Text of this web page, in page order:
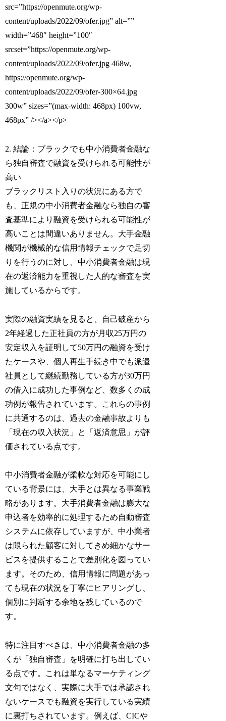
src=”https://openmute.org/wp-
content/uploads/2022/09/ofer.jpg” alt=””
width=”468″ height=”100″
srcset=”https://openmute.org/wp-
content/uploads/2022/09/ofer.jpg 468w,
https://openmute.org/wp-
content/uploads/2022/09/ofer-300×64.jpg
300w” sizes=”(max-width: 468px) 100vw,
468px” /></a></p>
2. 結論：ブラックでも中小消費者金融な
ら独自審査で融資を受けられる可能性が
高い
ブラックリスト入りの状況にある方で
も、正規の中小消費者金融なら独自の審
査基準により融資を受けられる可能性が
高いことは間違いありません。大手金融
機関が機械的な信用情報チェックで足切
りを行うのに対し、中小消費者金融は現
在の返済能力を重視した人的な審査を実
施しているからです。
実際の融資実績を見ると、自己破産から
2年経過した正社員の方が月収25万円の
安定収入を証明して50万円の融資を受け
たケースや、個人再生手続き中でも派遣
社員として継続勤務している方が30万円
の借入に成功した事例など、数多くの成
功例が報告されています。これらの事例
に共通するのは、過去の金融事故よりも
「現在の収入状況」と「返済意思」が評
価されている点です。
中小消費者金融が柔軟な対応を可能にし
ている背景には、大手とは異なる事業戦
略があります。大手消費者金融は膨大な
申込者を効率的に処理するため自動審査
システムに依存していますが、中小業者
は限られた顧客に対してきめ細かなサー
ビスを提供することで差別化を図ってい
ます。そのため、信用情報に問題があっ
ても現在の状況を丁寧にヒアリングし、
個別に判断する余地を残しているので
す。
特に注目すべきは、中小消費者金融の多
くが「独自審査」を明確に打ち出してい
る点です。これは単なるマーケティング
文句ではなく、実際に大手では承認され
ないケースでも融資を実行している実績
に裏打ちされています。例えば、CICや